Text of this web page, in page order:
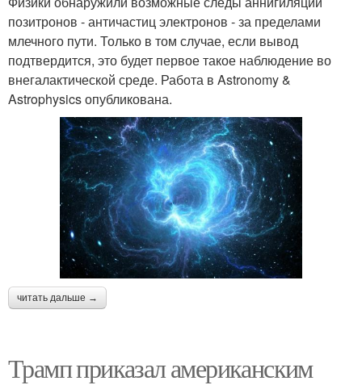
позитронов - античастиц электронов - за пределами
млечного пути. Только в том случае, если вывод
подтвердится, это будет первое такое наблюдение во
внегалактической среде. Работа в Astronomy &
Astrophysics опубликована.
читать дальше →
Трамп приказал американским